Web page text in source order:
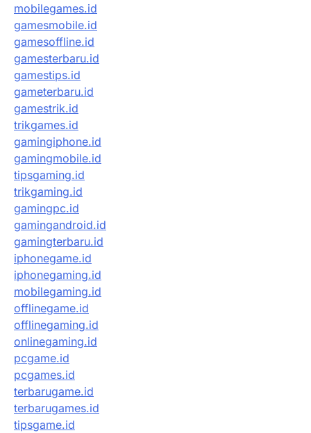
mobilegames.id
gamesmobile.id
gamesoffline.id
gamesterbaru.id
gamestips.id
gameterbaru.id
gamestrik.id
trikgames.id
gamingiphone.id
gamingmobile.id
tipsgaming.id
trikgaming.id
gamingpc.id
gamingandroid.id
gamingterbaru.id
iphonegame.id
iphonegaming.id
mobilegaming.id
offlinegame.id
offlinegaming.id
onlinegaming.id
pcgame.id
pcgames.id
terbarugame.id
terbarugames.id
tipsgame.id